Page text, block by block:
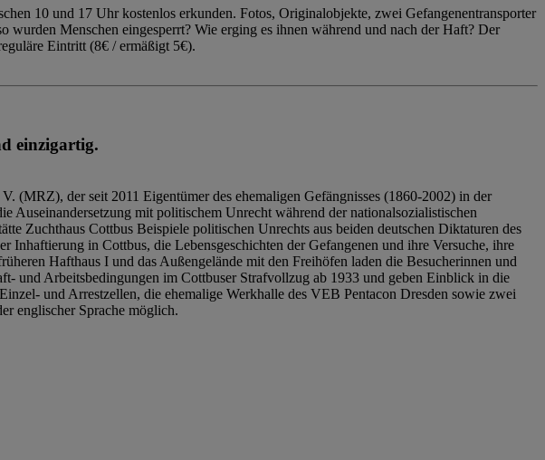
10 und 17 Uhr kostenlos erkunden. Fotos, Originalobjekte, zwei Gefangenentransporter
Menschen eingesperrt? Wie erging es ihnen während und nach der Haft? Der
Eintritt (8€ / ermäßigt 5€).
einzigartig.
(MRZ), der seit 2011 Eigentümer des ehemaligen Gefängnisses (1860-2002) in der
Auseinandersetzung mit politischem Unrecht während der nationalsozialistischen
Zuchthaus Cottbus Beispiele politischen Unrechts aus beiden deutschen Diktaturen des
in Cottbus, die Lebensgeschichten der Gefangenen und ihre Versuche, ihre
Hafthaus I und das Außengelände mit den Freihöfen laden die Besucherinnen und
und Arbeitsbedingungen im Cottbuser Strafvollzug ab 1933 und geben Einblick in die
und Arrestzellen, die ehemalige Werkhalle des VEB Pentacon Dresden sowie zwei
englischer Sprache möglich.